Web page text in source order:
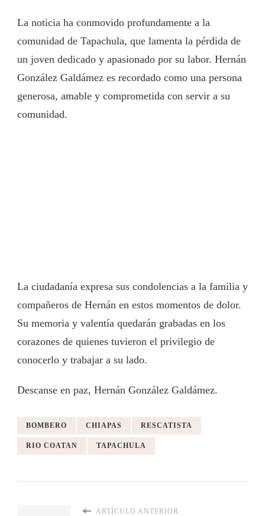
La noticia ha conmovido profundamente a la
comunidad de Tapachula, que lamenta la pérdida de
un joven dedicado y apasionado por su labor. Hernán
González Galdámez es recordado como una persona
generosa, amable y comprometida con servir a su
comunidad.
La ciudadanía expresa sus condolencias a la familia y
compañeros de Hernán en estos momentos de dolor.
Su memoria y valentía quedarán grabadas en los
corazones de quienes tuvieron el privilegio de
conocerlo y trabajar a su lado.
Descanse en paz, Hernán González Galdámez.
BOMBERO CHIAPAS RESCATISTA
RIO COATAN TAPACHULA
ARTÍCULO ANTERIOR